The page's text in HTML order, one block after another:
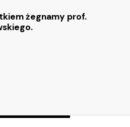
żegnamy prof.